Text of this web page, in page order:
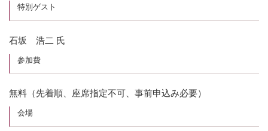
特別ゲスト
石坂 浩二 氏
参加費
無料（先着順、座席指定不可、事前申込み必要）
会場